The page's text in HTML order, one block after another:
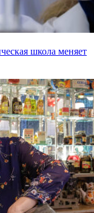
школа меняет